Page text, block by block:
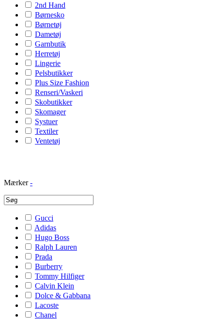
2nd Hand
Børnesko
Børnetøj
Dametøj
Garnbutik
Herretøj
Lingerie
Pelsbutikker
Plus Size Fashion
Renseri/Vaskeri
Skobutikker
Skomager
Systuer
Textiler
Ventetøj
Mærker -
Gucci
Adidas
Hugo Boss
Ralph Lauren
Prada
Burberry
Tommy Hilfiger
Calvin Klein
Dolce & Gabbana
Lacoste
Chanel